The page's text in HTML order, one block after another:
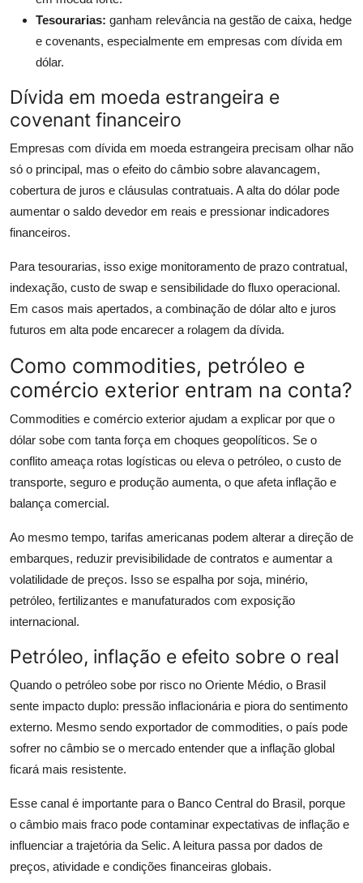
Tesourarias: ganham relevância na gestão de caixa, hedge
e covenants, especialmente em empresas com dívida em
dólar.
Dívida em moeda estrangeira e
covenant financeiro
Empresas com dívida em moeda estrangeira precisam olhar não
só o principal, mas o efeito do câmbio sobre alavancagem,
cobertura de juros e cláusulas contratuais. A alta do dólar pode
aumentar o saldo devedor em reais e pressionar indicadores
financeiros.
Para tesourarias, isso exige monitoramento de prazo contratual,
indexação, custo de swap e sensibilidade do fluxo operacional.
Em casos mais apertados, a combinação de dólar alto e juros
futuros em alta pode encarecer a rolagem da dívida.
Como commodities, petróleo e
comércio exterior entram na conta?
Commodities e comércio exterior ajudam a explicar por que o
dólar sobe com tanta força em choques geopolíticos. Se o
conflito ameaça rotas logísticas ou eleva o petróleo, o custo de
transporte, seguro e produção aumenta, o que afeta inflação e
balança comercial.
Ao mesmo tempo, tarifas americanas podem alterar a direção de
embarques, reduzir previsibilidade de contratos e aumentar a
volatilidade de preços. Isso se espalha por soja, minério,
petróleo, fertilizantes e manufaturados com exposição
internacional.
Petróleo, inflação e efeito sobre o real
Quando o petróleo sobe por risco no Oriente Médio, o Brasil
sente impacto duplo: pressão inflacionária e piora do sentimento
externo. Mesmo sendo exportador de commodities, o país pode
sofrer no câmbio se o mercado entender que a inflação global
ficará mais resistente.
Esse canal é importante para o Banco Central do Brasil, porque
o câmbio mais fraco pode contaminar expectativas de inflação e
influenciar a trajetória da Selic. A leitura passa por dados de
preços, atividade e condições financeiras globais.